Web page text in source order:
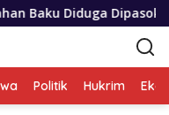
Dari Kamboja
Politik Hukrim